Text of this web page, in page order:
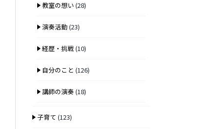
教室の想い (28)
演奏活動(23)
経歴・挑戦(10)
自分のこと (126)
講師の演奏(18)
子育て (123)